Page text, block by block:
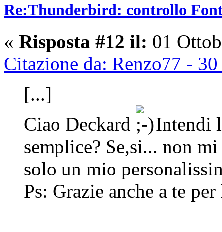
Re:Thunderbird: controllo
« Risposta #12 il: 01
Citazione da: Renzo77 -
[...]
Ciao Deckard
Intendi
semplice? Se,si... non
solo un mio
Ps: Grazie anche a te